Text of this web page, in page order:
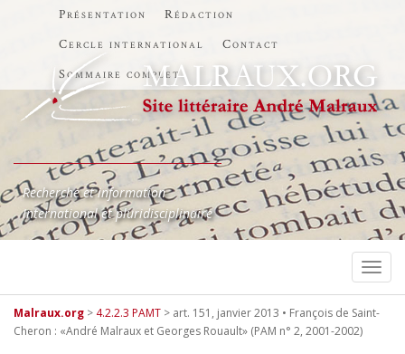
Présentation
Rédaction
Cercle international
Contact
Sommaire complet
Recherche et information
International et pluridisciplinaire
Malraux.org > 4.2.2.3 PAMT > art. 151, janvier 2013 • François de Saint-
Cheron : «André Malraux et Georges Rouault» (PAM n° 2, 2001-2002)